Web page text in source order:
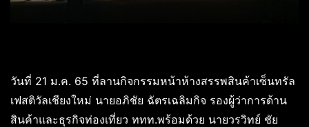
วันที่ 21 ม.ค. 65 ที่ลานกิจกรรมหน้าห้างสรรพสินค้าเซ็นทรัล
เฟสติวัลเชียงใหม่ นายอภิชัย ฉัตรเฉลิมกิจ รองผู้ว่าการด้าน
สินค้าและธุรกิจท่องเที่ยว ททท.พร้อมด้วย นายวรวิทย์ ชัย